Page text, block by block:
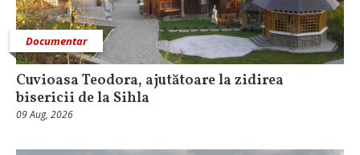
Documentar
Cuvioasa Teodora, ajutătoare la zidirea
bisericii de la Sihla
09 Aug, 2026